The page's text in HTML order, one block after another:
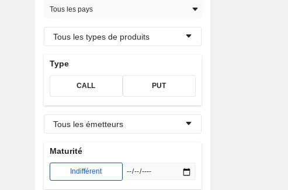
Tous les pays
Tous les types de produits
Type
CALL PUT
Tous les émetteurs
Maturité
Indifférent